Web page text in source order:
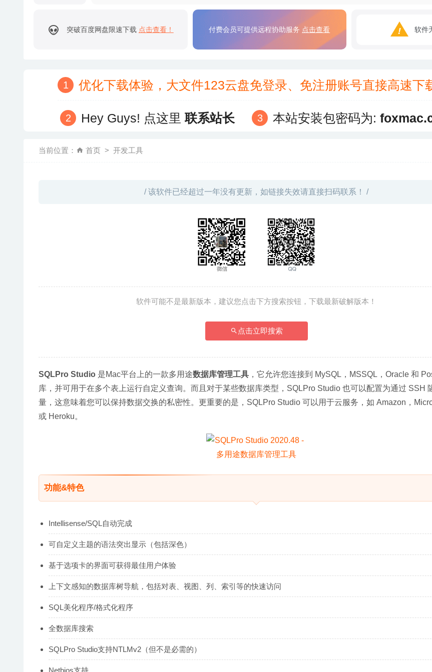
突破百度网盘限速下载 点击查看！ 付费会员可提供远程协助服务 点击查看 软件
优化下载体验，大文件123云盘免登录、免注册账号直接高速下
Hey Guys! 点这里联系站长 本站安装包密码为:
当前位置： 首页 开发工具
/ 该软件已经超过一年没有更新，如链接失效请直接扫码联系！ /
软件可能不是最新版本，建议您点击下方搜索按钮，下载最新破解版本！
点击立即搜索
SQLPro Studio 是Mac平台上的一款多用途数据库管理工具 ，它允许您连接到 MySQL，MSSQL，Oracle 和
库，并可用于在多个表上运行自定义查询。而且对于某些数据库类型，SQLPro Studio 也可以配置为通过 SSH
量，这意味着您可以保持数据交换的私密性。更重要的是，SQLPro Studio 可以用于云服务，如 Amazon，
或 Heroku。
功能&特色
Intellisense/SQL自动完成
可自定义主题的语法突出显示（包括深色）
基于选项卡的界面可获得最佳用户体验
上下文感知的数据库树导航，包括对表、视图、列、索引等的快速访问
SQL美化程序/格式化程序
全数据库搜索
SQLPro Studio支持NTLMv2（但不是必需的）
Netbios支持